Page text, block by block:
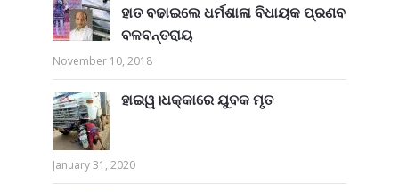
ହାତ ବଢାଇଲେ ଧର୍ମଶାଳା ବିଧାୟକ ପ୍ରଣବ
ବଳବନ୍ତରାୟ
November 10, 2018
ହାଇୱ।ଧକ୍କାରେ ଯୁବକ ମୃତ
January 31, 2020